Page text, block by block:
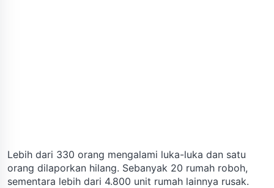
Lebih dari 330 orang mengalami luka-luka dan satu
orang dilaporkan hilang. Sebanyak 20 rumah roboh,
sementara lebih dari 4.800 unit rumah lainnya rusak.